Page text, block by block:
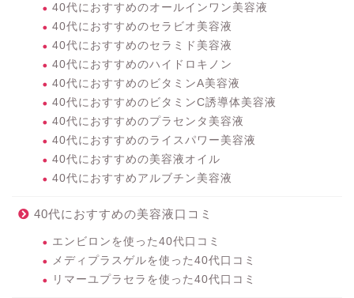
40代におすすめのオールインワン美容液
40代におすすめのセラビオ美容液
40代におすすめのセラミド美容液
40代におすすめのハイドロキノン
40代におすすめのビタミンA美容液
40代におすすめのビタミンC誘導体美容液
40代におすすめのプラセンタ美容液
40代におすすめのライスパワー美容液
40代におすすめの美容液オイル
40代におすすめアルブチン美容液
40代におすすめの美容液口コミ
エンビロンを使った40代口コミ
メディプラスゲルを使った40代口コミ
リマーユプラセラを使った40代口コミ